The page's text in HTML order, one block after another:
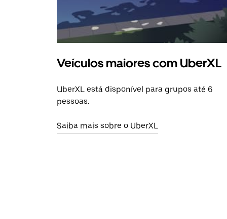
Veículos maiores com UberXL
UberXL está disponível para grupos até 6
pessoas.
Saiba mais sobre o UberXL